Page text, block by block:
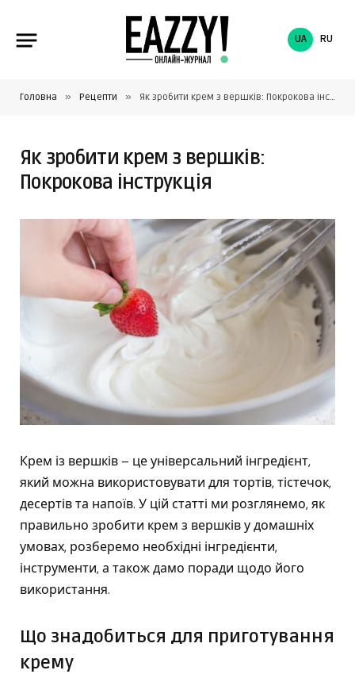
UA RU
Головна » Рецепти » Як зробити крем з вершків: Покрокова інструкція
Як зробити крем з вершків:
Покрокова інструкція
Крем із вершків – це універсальний інгредієнт,
який можна використовувати для тортів, тістечок,
десертів та напоїв. У цій статті ми розглянемо, як
правильно зробити крем з вершків у домашніх
умовах, розберемо необхідні інгредієнти,
інструменти, а також дамо поради щодо його
використання.
Що знадобиться для приготування
крему